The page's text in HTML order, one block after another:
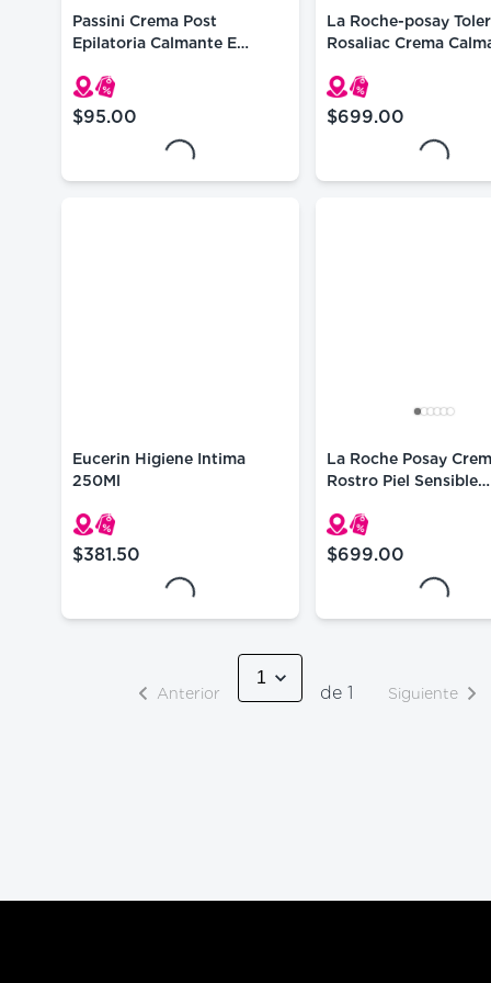
Passini Crema Post
Epilatoria Calmante E
$95.00
precio actual $95.00
Loading...
La Roche-posay
Rosaliac Crema
$699.00
precio actual
Loading...
Eucerin Higiene Intima
250Ml
$381.50
precio actual $381.50
Loading...
La Roche Posay
Rostro Piel Sensible
$699.00
precio actual
Loading...
Anterior de 1 Siguiente